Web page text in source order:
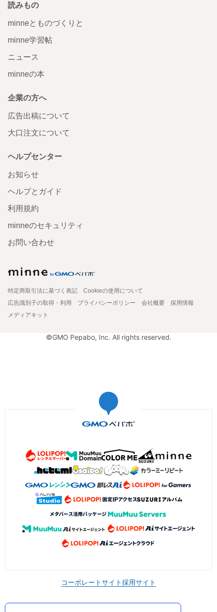
読みもの
minneとものづくりと
minne学習帖
ニュース
minneの本
企業の方へ
広告出稿について
大口注文について
ヘルプセンター
お知らせ
ヘルプとガイド
利用規約
minneのセキュリティ
お問い合わせ
特定商取引法に基づく表記
Cookieの使用について
広告識別子の取得・利用
プライバシーポリシー 会社概要
採用情報
メディアキット
©GMO Pepabo, Inc. All rights reserved.
コーポレートサイト採用サイト